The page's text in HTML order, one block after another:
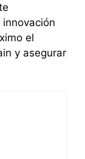
el
y asegurar